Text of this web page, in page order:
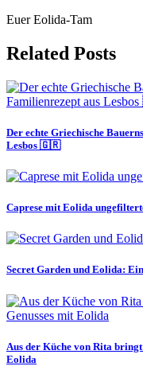
Euer Eolida-Tam
Related Posts
Der echte Griechische
Lesbos 🇬🇷
Caprese mit Eolida
Secret Garden und Eolida:
Aus der Küche von Rita
Eolida